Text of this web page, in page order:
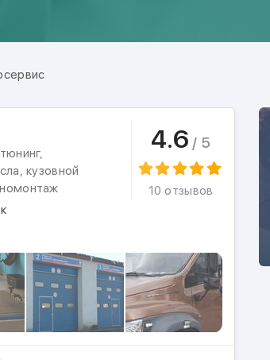
кузовной
4.6 / 5
10 отзывов